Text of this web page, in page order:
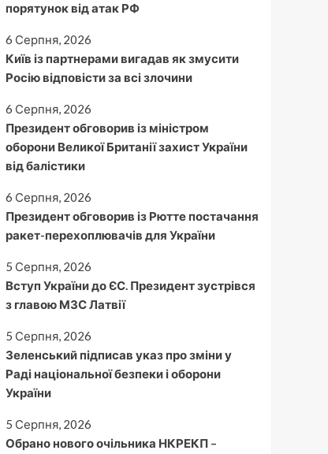
порятунок від атак РФ
6 Серпня, 2026
Київ із партнерами вигадав як змусити
Росію відповісти за всі злочини
6 Серпня, 2026
Президент обговорив із міністром
оборони Великої Британії захист України
від балістики
6 Серпня, 2026
Президент обговорив із Рютте постачання
ракет-перехоплювачів для України
5 Серпня, 2026
Вступ України до ЄС. Президент зустрівся
з главою МЗС Латвії
5 Серпня, 2026
Зеленський підписав указ про зміни у
Раді національної безпеки і оборони
України
5 Серпня, 2026
Обрано нового очільника НКРЕКП –